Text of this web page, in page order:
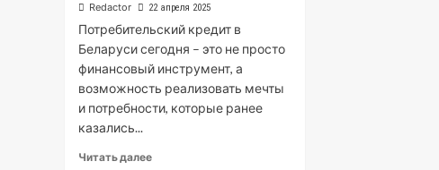
расстоянии
одного
касания
Redactor 22 апреля 2025
Потребительский кредит в
Беларуси сегодня – это не просто
финансовый инструмент, а
возможность реализовать мечты
и потребности, которые ранее
казались...
Читать далееRead